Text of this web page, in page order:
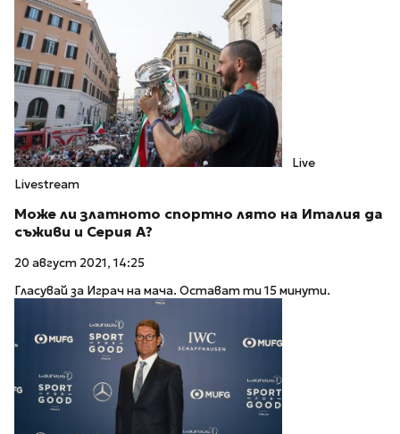
Live
Livestream
Може ли златното спортно лято на Италия да
съживи и Серия А?
20 август 2021, 14:25
Гласувай за Играч на мача. Остават ти 15 минути.